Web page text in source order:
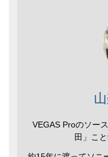
VEGAS Proのソー
田」こ